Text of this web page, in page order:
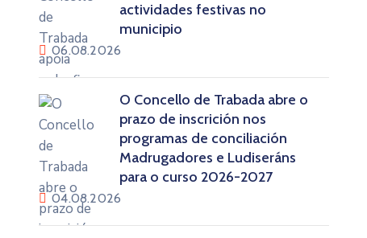
actividades festivas no
municipio
06.08.2026
O Concello de Trabada abre o
prazo de inscrición nos
programas de conciliación
Madrugadores e Ludiseráns
para o curso 2026-2027
04.08.2026